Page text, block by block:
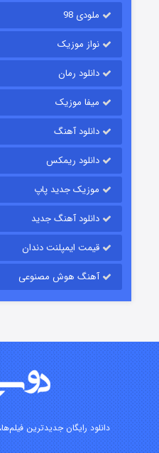
قسمت
قسمت۷ (زیرنویس)
ملودی 98
نواز موزیک
دانلود رمان
میفا موزیک
دانلود آهنگ
دانلود ریمکس
موزیک جدید پاپ
دانلود آهنگ جدید
قیمت ایمپلنت دندان
آهنگ هوش مصنوعی
دانلود رایگان جدیدترین